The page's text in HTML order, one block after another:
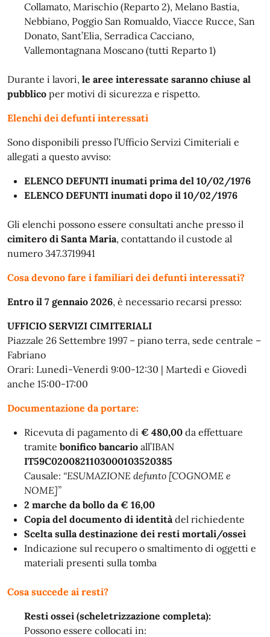
Collamato, Marischio (Reparto 2), Melano Bastia,
Nebbiano, Poggio San Romualdo, Viacce Rucce, San
Donato, Sant’Elia, Serradica Cacciano,
Vallemontagnana Moscano (tutti Reparto 1)
Durante i lavori, le aree interessate saranno chiuse al
pubblico per motivi di sicurezza e rispetto.
Elenchi dei defunti interessati
Sono disponibili presso l’Ufficio Servizi Cimiteriali e
allegati a questo avviso:
ELENCO DEFUNTI inumati prima del 10/02/1976
ELENCO DEFUNTI inumati dopo il 10/02/1976
Gli elenchi possono essere consultati anche presso il
cimitero di Santa Maria, contattando il custode al
numero 347.3719941
Cosa devono fare i familiari dei defunti interessati?
Entro il 7 gennaio 2026, è necessario recarsi presso:
UFFICIO SERVIZI CIMITERIALI
Piazzale 26 Settembre 1997 – piano terra, sede centrale –
Fabriano
Orari: Lunedì-Venerdì 9:00-12:30 | Martedì e Giovedì
anche 15:00-17:00
Documentazione da portare:
Ricevuta di pagamento di € 480,00 da effettuare
tramite bonifico bancario all’IBAN
IT59C0200821103000103520385
Causale: “ESUMAZIONE defunto [COGNOME e
NOME]”
2 marche da bollo da € 16,00
Copia del documento di identitàdel richiedente
Scelta sulla destinazione dei resti mortali/ossei
Indicazione sul recupero o smaltimento di oggetti e
materiali presenti sulla tomba
Cosa succede ai resti?
Resti ossei (scheletrizzazione completa):
Possono essere collocati in: